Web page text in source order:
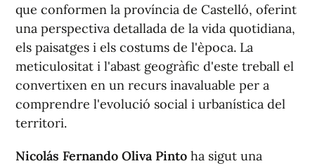
que conformen la província de Castelló, oferint
una perspectiva detallada de la vida quotidiana,
els paisatges i els costums de l'època. La
meticulositat i l'abast geogràfic d'este treball el
convertixen en un recurs inavaluable per a
comprendre l'evolució social i urbanística del
territori.
Nicolás Fernando Oliva Pinto ha sigut una